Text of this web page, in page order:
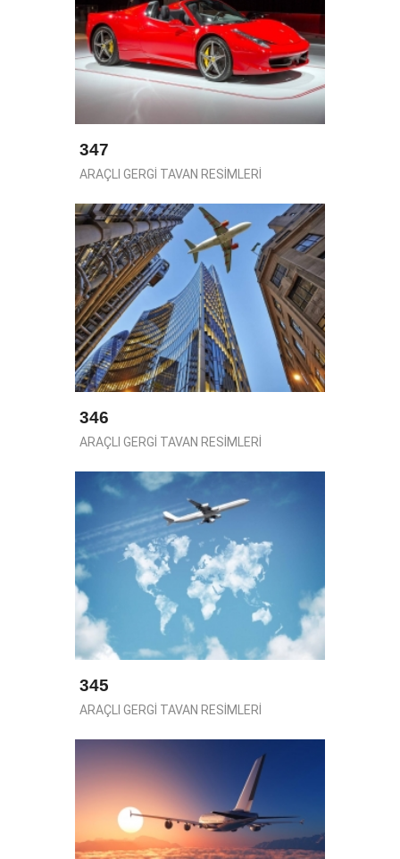
347
ARAÇLI GERGİ TAVAN RESİMLERİ
346
ARAÇLI GERGİ TAVAN RESİMLERİ
345
ARAÇLI GERGİ TAVAN RESİMLERİ